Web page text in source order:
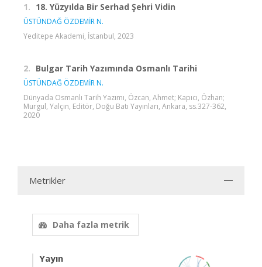
1. 18. Yüzyılda Bir Serhad Şehri Vidin
ÜSTÜNDAĞ ÖZDEMİR N.
Yeditepe Akademi, İstanbul, 2023
2. Bulgar Tarih Yazımında Osmanlı Tarihi
ÜSTÜNDAĞ ÖZDEMİR N.
Dünyada Osmanlı Tarih Yazımı, Özcan, Ahmet; Kapıcı, Özhan;
Murgul, Yalçın, Editör, Doğu Batı Yayınları, Ankara, ss.327-362,
2020
Metrikler
Daha fazla metrik
Yayın